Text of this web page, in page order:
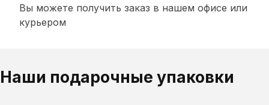
Вы можете получить заказ в нашем офисе или
курьером
Наши подарочные упаковки